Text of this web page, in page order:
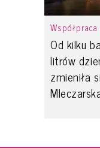
Od kilku
litrów
zmieniła